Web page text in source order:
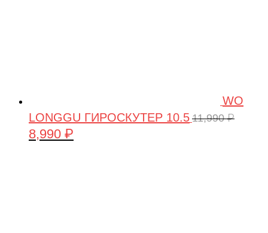
WO
LONGGU ГИРОСКУТЕР 10.5 11,990₽
Первоначальная
8,990 ₽